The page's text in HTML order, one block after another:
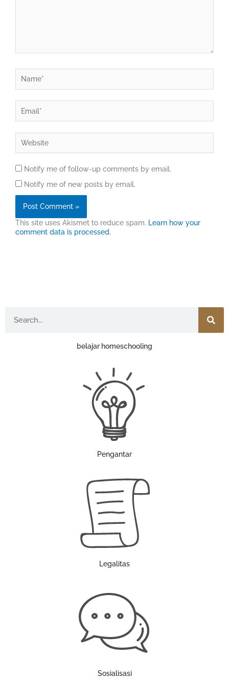
Notify me of follow-up comments by email.
Notify me of new posts by email.
This site uses Akismet to reduce spam. Learn how your
comment data is processed.
belajar homeschooling
Pengantar
Legalitas
Sosialisasi